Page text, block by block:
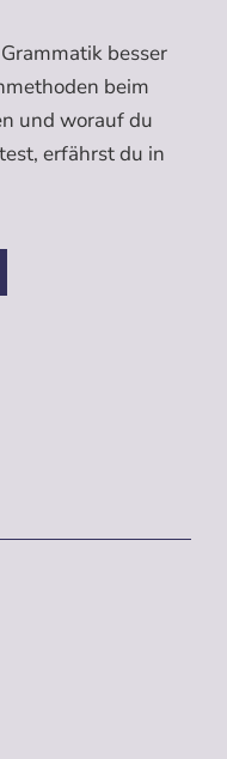
besser
beim
und worauf du
erfährst du in